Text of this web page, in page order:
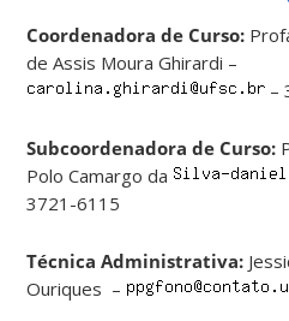
Coordenadora de Curso:
de Assis Moura Ghirardi –
–
Subcoordenadora de Curso:
Polo Camargo da
3721-6115
Técnica Administrativa:
Ouriques –